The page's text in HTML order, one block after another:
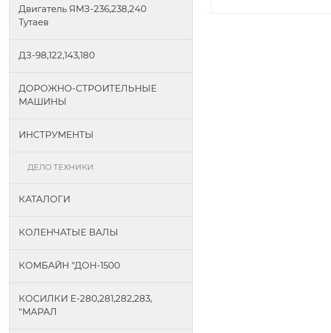
Двигатель ЯМЗ-236,238,240
Тутаев
ДЗ-98,122,143,180
ДОРОЖНО-СТРОИТЕЛЬНЫЕ
МАШИНЫ
ИНСТРУМЕНТЫ
ДЕЛО ТЕХНИКИ
КАТАЛОГИ
КОЛЕНЧАТЫЕ ВАЛЫ
КОМБАЙН "ДОН-1500
КОСИЛКИ Е-280,281,282,283,
"МАРАЛ